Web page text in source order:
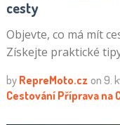
cesty
Objevte, co má mít
Získejte praktické
by RepreMoto.cz on 9.
Cestování Příprava na